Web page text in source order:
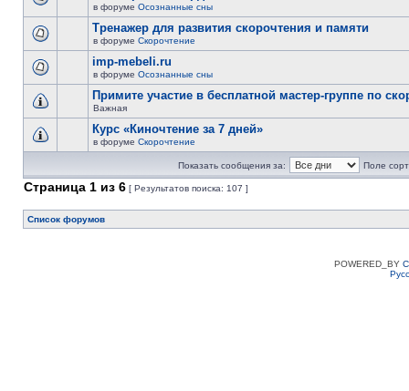
в форуме Осознанные сны
Тренажер для развития скорочтения и памяти
в форуме Скорочтение
imp-mebeli.ru
в форуме Осознанные сны
Примите участие в бесплатной мастер-группе по
Важная
Курс «Киночтение за 7 дней»
в форуме Скорочтение
Показать сообщения за: Поле
Страница 1 из 6 [ Результатов поиска: 107 ]
Список форумов
POWERED_BY